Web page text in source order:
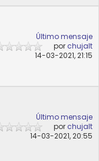
Último mensaje
por chujalt
14-03-2021, 21:15
Último mensaje
por chujalt
14-03-2021, 20:55